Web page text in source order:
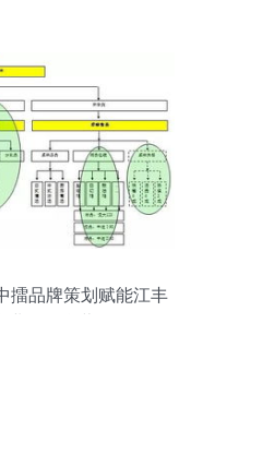
擂品牌策划赋能江丰